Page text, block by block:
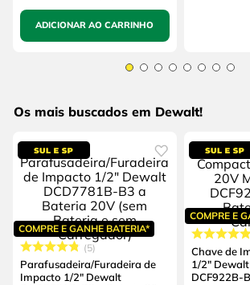
ADICIONAR AO CARRINHO
Os mais buscados em Dewalt!
COMPRE E GANHE BATERIA*
5
Parafusadeira/Furadeira de
Impacto 1/2" Dewalt
COMPRE E
Chave de
1/2"
DCF922B-